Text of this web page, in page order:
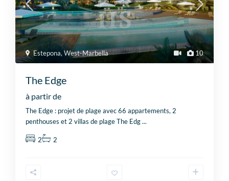
10
Estepona,West-Marbella
The Edge
à partir de
The Edge : projet de plage avec 66 appartements, 2
penthouses et 2 villas de plage The Edg...
2 2